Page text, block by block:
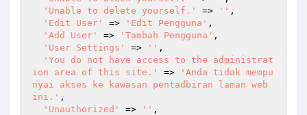
'Unable to delete yourself.'
=> '' ,
'Edit User'
=> 'Edit Pengguna' ,
'Add User'
=> 'Tambah Pengguna' ,
'User Settings'
=> '' ,
'You do not have access to the administrat
ion area of this site.'
=>
'Anda tidak mempu
nyai akses ke kawasan pentadbiran laman web
ini.' ,
'Unauthorized'
=> '' ,